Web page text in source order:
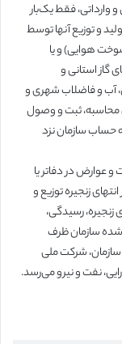
وارداتی، فقط یک‌بار
و توزیع آنها توسط
هوایی) و یا
گاز استانی و
آب و فاضلاب شهری و
ثبت و وصول
حساب سازمان نزد
عوارض در دفاتر یا
زنجیره توزیع و
زنجیره، رسیدگی،
سازمان ظرف
شرکت ملی
نفت و نیرو می‌رسد.